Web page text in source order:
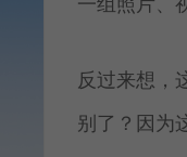
反过来想，
别了？因为